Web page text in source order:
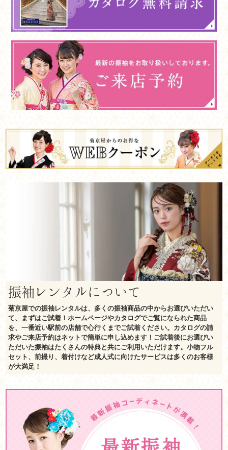
振袖レンタルについて
菊京屋での振袖レンタルは、多くの振袖商品の中からお選びいただい
て、まずはご試着！ホームページやカタログでご覧になられた商品
を、一番近い駅前の店舗で心行くまでご試着ください。カタログの請
求やご来店予約はネットで簡単に申し込めます！ご試着後にお選びい
ただいた振袖はたくさんの特典と共にご利用いただけます。小物フル
セット、前撮り、着付けなど成人式に向けたサービスは多くのお客様
が大満足！